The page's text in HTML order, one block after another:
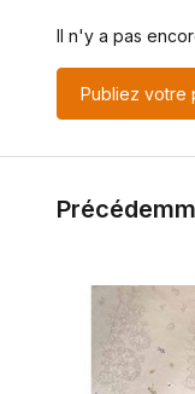
Il n'y a pas
Publiez votre